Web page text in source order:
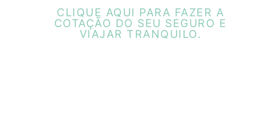
CLIQUE AQUI PARA FAZER A
COTAÇÃO DO SEU SEGURO E
VIAJAR TRANQUILO.